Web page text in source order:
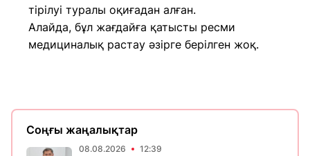
тірілуі туралы оқиғадан алған.
Алайда, бұл жағдайға қатысты ресми
медициналық растау әзірге берілген жоқ.
Соңғы жаңалықтар
08.08.2026 12:39